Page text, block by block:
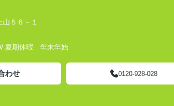
５６－１
夏期休暇 年末年始
わせ 0120-928-028